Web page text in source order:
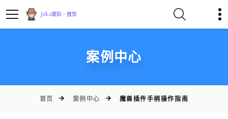
案例中心
首页 案例中心 魔兽插件手柄操作指南